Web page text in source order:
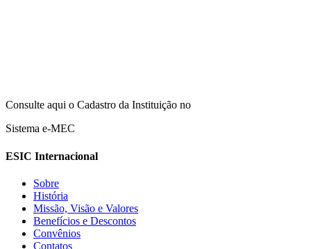
Consulte aqui o Cadastro da Instituição no
Sistema e-MEC
ESIC Internacional
Sobre
História
Missão, Visão e Valores
Benefícios e Descontos
Convênios
Contatos